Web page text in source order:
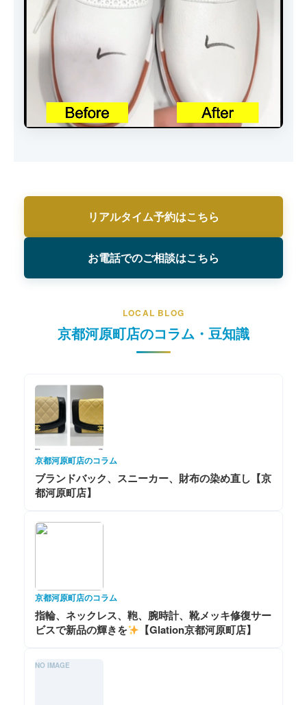
リアルタイム予約はこちら
お電話でのご相談はこちら
LOCAL BLOG
京都河原町店のコラム・豆知識
京都河原町店のコラム
ブランドバック、スニーカー、財布の染め直し【京
都河原町店】
京都河原町店のコラム
指輪、ネックレス、鞄、腕時計、靴メッキ修復サー
ビスで新品の輝きを
【Glation京都河原町店】
NO IMAGE